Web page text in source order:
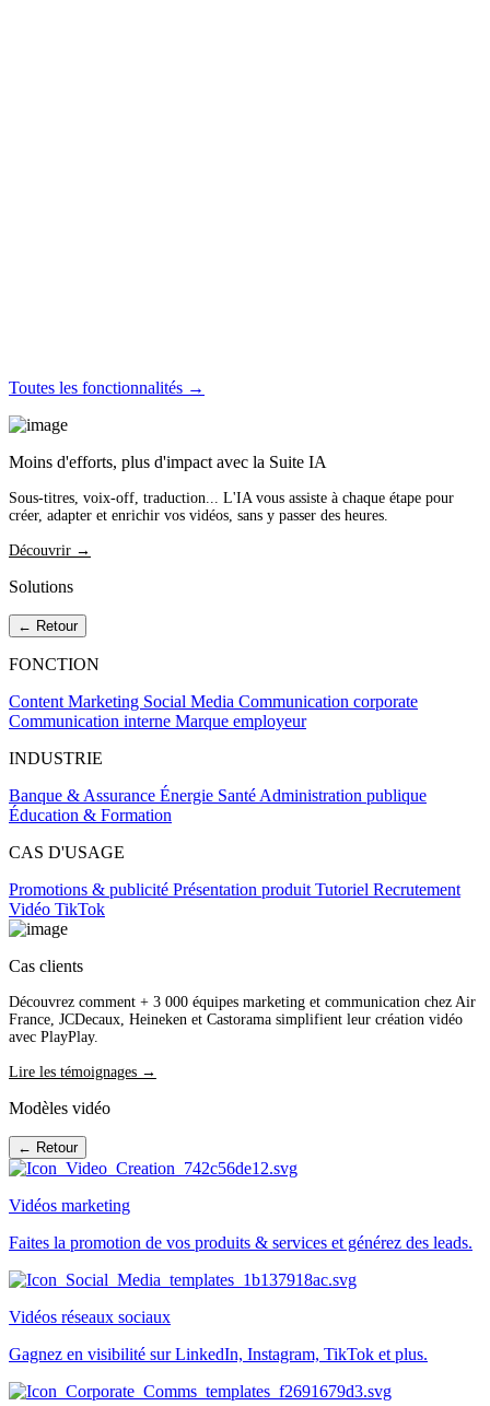
Toutes les fonctionnalités →
Moins d'efforts, plus d'impact avec la Suite IA
Sous-titres, voix-off, traduction... L'IA vous assiste à chaque étape pour
créer, adapter et enrichir vos vidéos, sans y passer des heures.
Découvrir →
Solutions
← Retour
FONCTION
Content Marketing Social Media Communication corporate
Communication interne Marque employeur
INDUSTRIE
Banque & Assurance Énergie Santé Administration publique
Éducation & Formation
CAS D'USAGE
Promotions & publicité Présentation produit Tutoriel Recrutement
Vidéo TikTok
Cas clients
Découvrez comment + 3 000 équipes marketing et communication chez Air
France, JCDecaux, Heineken et Castorama simplifient leur création vidéo
avec PlayPlay.
Lire les témoignages →
Modèles vidéo
← Retour
Vidéos marketing
Faites la promotion de vos produits & services et générez des leads.
Vidéos réseaux sociaux
Gagnez en visibilité sur LinkedIn, Instagram, TikTok et plus.